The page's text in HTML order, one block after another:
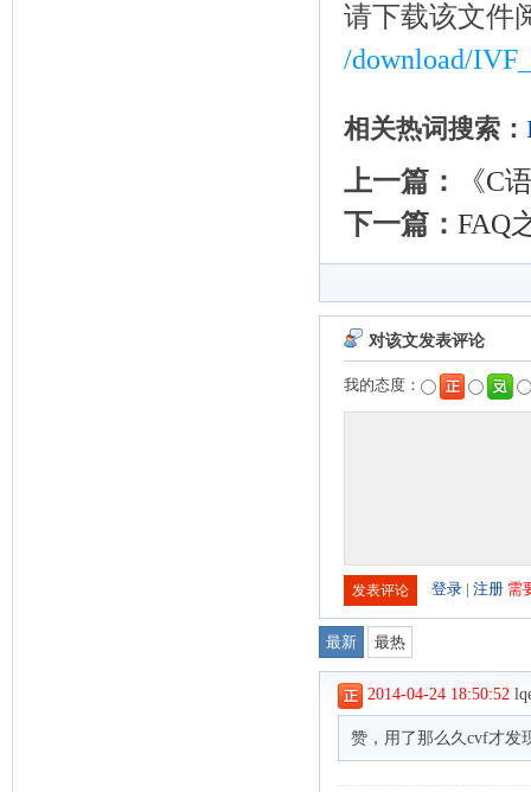
请下载该文件
/download/
相关热词搜索：
上一篇：
《C
下一篇： FAQ